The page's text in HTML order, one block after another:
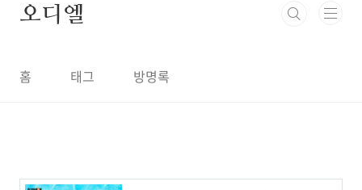
오디엘
홈 태그 방명록